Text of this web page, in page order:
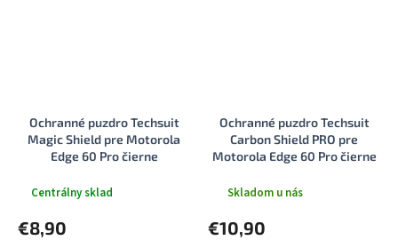
Ochranné puzdro Techsuit
Magic Shield pre Motorola
Edge 60 Pro čierne
Centrálny sklad
€8,90
Ochranné puzdro Techsuit
Carbon Shield PRO pre
Motorola Edge 60 Pro čierne
Skladom u nás
€10,90